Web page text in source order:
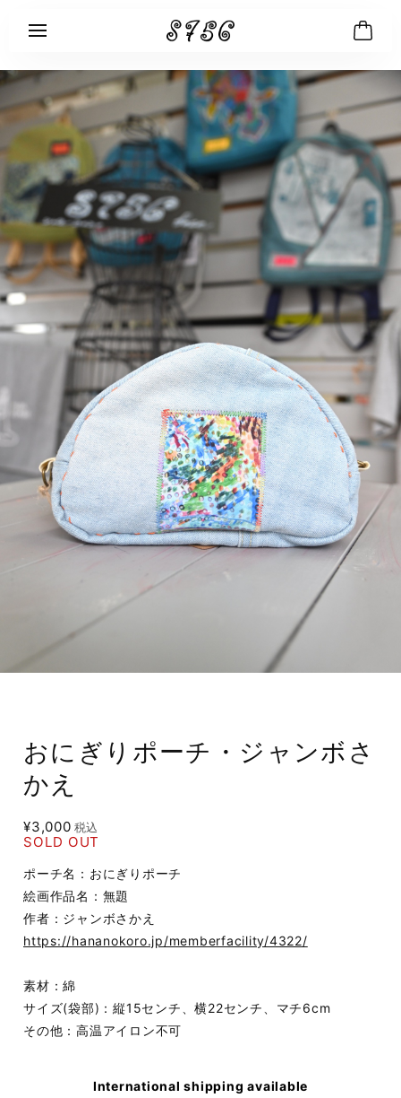
おにぎりポーチ・ジャンボさ
かえ
¥3,000 税込
SOLD OUT
ポーチ名：おにぎりポーチ
絵画作品名：無題
作者：ジャンボさかえ
https://hananokoro.jp/memberfacility/4322/
素材：綿
サイズ(袋部)：縦15センチ、横22センチ、マチ6cm
その他：高温アイロン不可
International shipping available